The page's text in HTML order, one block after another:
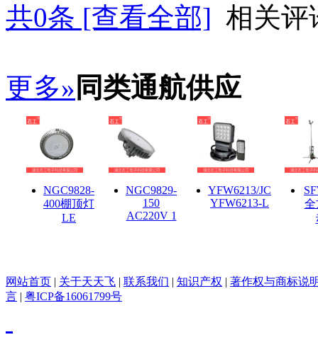
共0条 [查看全部] 相关评
更多» 同类通航供应
NGC9828-
400棚顶灯
LE
NGC9829-
150
AC220V 1
YFW6213/JC
YFW6213-L
全
网站首页 | 关于天天飞 | 联系我们 | 知识产权 | 著作权与商标说
言 | 粤ICP备16061799号